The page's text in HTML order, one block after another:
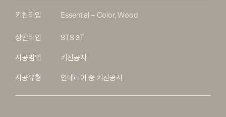
키친타입 Essential – Color, Wood
상판타입 STS 3T
시공범위 키친공사
시공유형 인테리어 중 키친공사